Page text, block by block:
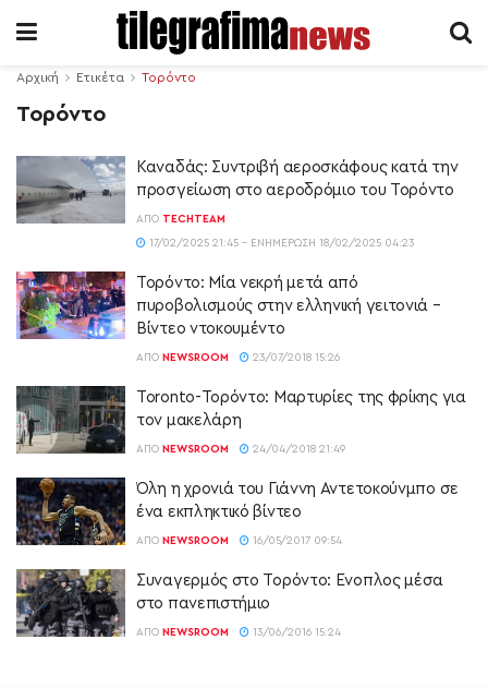
Αρχική Ετικέτα Τορόντο
Τορόντο
Καναδάς: Συντριβή αεροσκάφους κατά την
προσγείωση στο αεροδρόμιο του Τορόντο
ΑΠΌ TECHTEAM
17/02/2025 21:45 - ΕΝΗΜΈΡΩΣΗ 18/02/2025 04:23
Τορόντο: Μία νεκρή μετά από
πυροβολισμούς στην ελληνική γειτονιά –
Βίντεο ντοκουμέντο
ΑΠΌ NEWSROOM 23/07/2018 15:26
Toronto-Τορόντο: Μαρτυρίες της φρίκης για
τον μακελάρη
ΑΠΌ NEWSROOM 24/04/2018 21:49
Όλη η χρονιά του Γιάννη Αντετοκούνμπο σε
ένα εκπληκτικό βίντεο
ΑΠΌ NEWSROOM 16/05/2017 09:54
Συναγερμός στο Τορόντο: Ενοπλος μέσα
στο πανεπιστήμιο
ΑΠΌ NEWSROOM 13/06/2016 15:24